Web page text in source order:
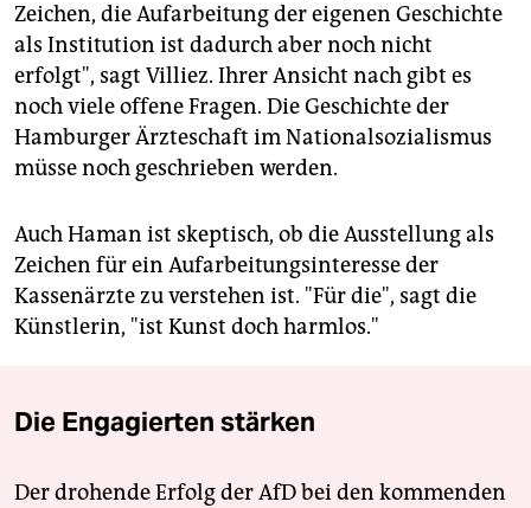
Zeichen, die Aufarbeitung der eigenen Geschichte
als Institution ist dadurch aber noch nicht
erfolgt", sagt Villiez. Ihrer Ansicht nach gibt es
noch viele offene Fragen. Die Geschichte der
Hamburger Ärzteschaft im Nationalsozialismus
müsse noch geschrieben werden.
Auch Haman ist skeptisch, ob die Ausstellung als
Zeichen für ein Aufarbeitungsinteresse der
Kassenärzte zu verstehen ist. "Für die", sagt die
Künstlerin, "ist Kunst doch harmlos."
Die Engagierten stärken
Der drohende Erfolg der AfD bei den kommenden